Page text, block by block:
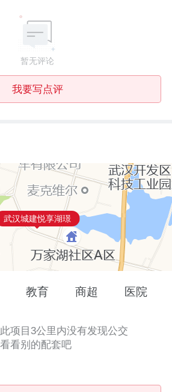
暂无评论
我要写点评
武汉城建悦享湖璟
教育 商超 医院
此项目3公里内没有发现公交
看看别的配套吧